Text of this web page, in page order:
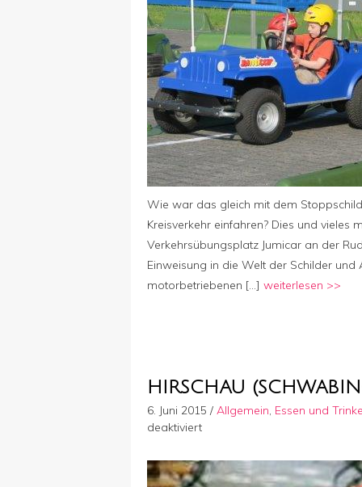
Wie war das gleich mit dem
Kreisverkehr einfahren? Dies und vieles
Verkehrsübungsplatz Jumicar an der
Einweisung in die Welt der Schilder
motorbetriebenen […] weiterlesen >>
HIRSCHAU
6. Juni 2015 / Allgemein, Essen und
deaktiviertfür
(Schwabing)